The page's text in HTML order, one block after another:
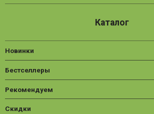
Каталог
Новинки
Бестселлеры
Рекомендуем
Скидки